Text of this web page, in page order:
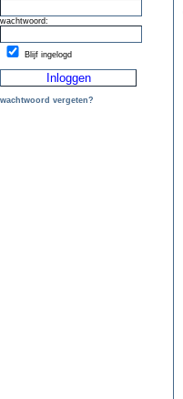
wachtwoord:
Blijf ingelogd
wachtwoord vergeten?